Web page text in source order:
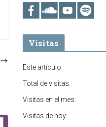
Visitas
Este artículo:
Total de visitas:
Visitas en el mes:
Visitas de hoy: